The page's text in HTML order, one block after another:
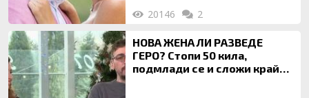
20146 2
НОВА ЖЕНА ЛИ РАЗВЕДЕ
ГЕРО? Стопи 50 кила,
подмлади се и сложи край